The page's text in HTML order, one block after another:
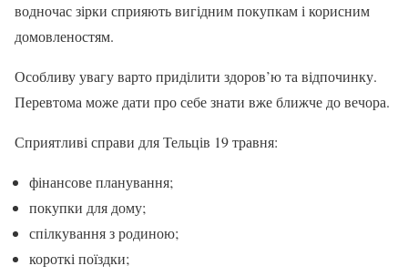
водночас зірки сприяють вигідним покупкам і корисним
домовленостям.
Особливу увагу варто приділити здоров’ю та відпочинку.
Перевтома може дати про себе знати вже ближче до вечора.
Сприятливі справи для Тельців 19 травня:
фінансове планування;
покупки для дому;
спілкування з родиною;
короткі поїздки;